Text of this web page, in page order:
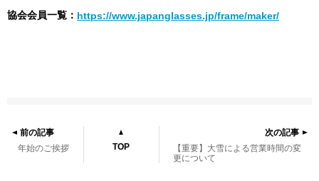
協会会員一覧： https://www.japanglasses.jp/frame/maker/
前の記事
年始のご挨拶
TOP
次の記事
【重要】大雪による営業時間の変
更について